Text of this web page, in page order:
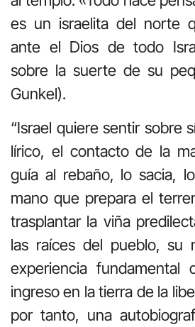
es un israelita del norte
ante el Dios de todo
sobre la suerte de su
Gunkel).
“Israel quiere sentir sobre
lírico, el contacto de la
guía al rebaño, lo sacia,
mano que prepara el
trasplantar la viña
las raíces del pueblo, su
experiencia
ingreso en la tierra de la
por tanto, una